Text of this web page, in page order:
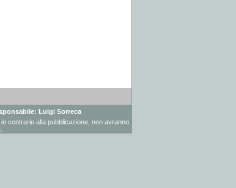
Luigi Sorreca
contrario alla pubblicazione, non avranno